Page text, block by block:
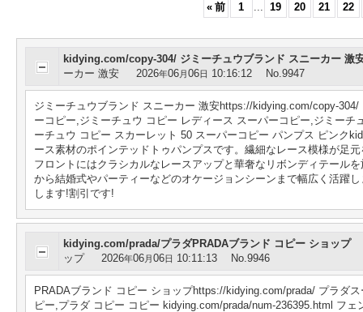
« 前 1 ... 19 20 21 22
kidying.com/copy-304/ ジミーチュウブランド スニーカー 激
ーカー 激安
2026年06月06日 10:16:12 No.9947
ジミーチュウブランド スニーカー 激安https://kidying.com/copy-
ーコピー,ジミーチュウ コピー レディース スーパーコピー,ジミー
ーチュウ コピー スカーレット 50 スーパーコピー パンプス ピンク
ース素材のポインテッドトゥパンプスです。繊細なレース模様が足
フロントにはクラシカルなレースアップと華奢なリボンディテール
から結婚式やパーティーなどのオケージョンシーンまで幅広く活躍
します!割引です!
kidying.com/prada/プラダPRADAブランド コピー ショップ
ップ
2026年06月06日 10:11:13 No.9946
PRADAブランド コピー ショップhttps://kidying.com/prada/ プラダ
ピー,プラダ コピー コピー kidying.com/prada/num-236395.html フ